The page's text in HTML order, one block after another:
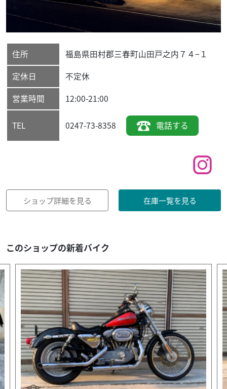
住所 福島県田村郡三春町山田戸之内７４−１
定休日
不定休
営業時間
12:00-21:00
TEL 0247-73-8358 電話する
ショップ詳細を見る 在庫一覧を見る
このショップの新着バイク